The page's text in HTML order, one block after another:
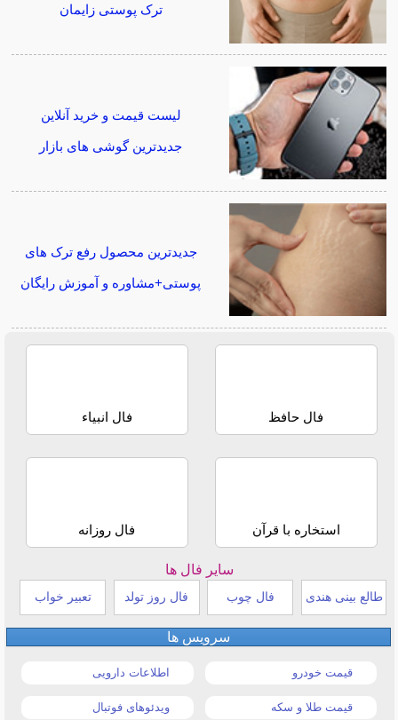
ترک پوستی زایمان
لیست قیمت و خرید آنلاین
جدیدترین گوشی های بازار
جدیدترین محصول رفع ترک های
پوستی+مشاوره و آموزش رایگان
فال حافظ فال انبیاء
استخاره با قرآن فال روزانه
سایر فال ها
طالع بینی هندی فال چوب فال روز تولد تعبیر خواب
سرویس ها
قیمت خودرو اطلاعات دارویی
قیمت طلا و سکه ویدئوهای فوتبال